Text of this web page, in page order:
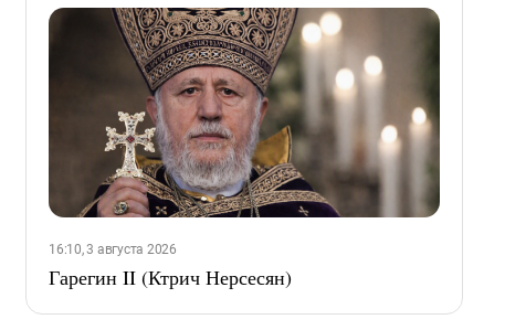
16:10, 3 августа 2026
Гарегин II (Ктрич Нерсесян)